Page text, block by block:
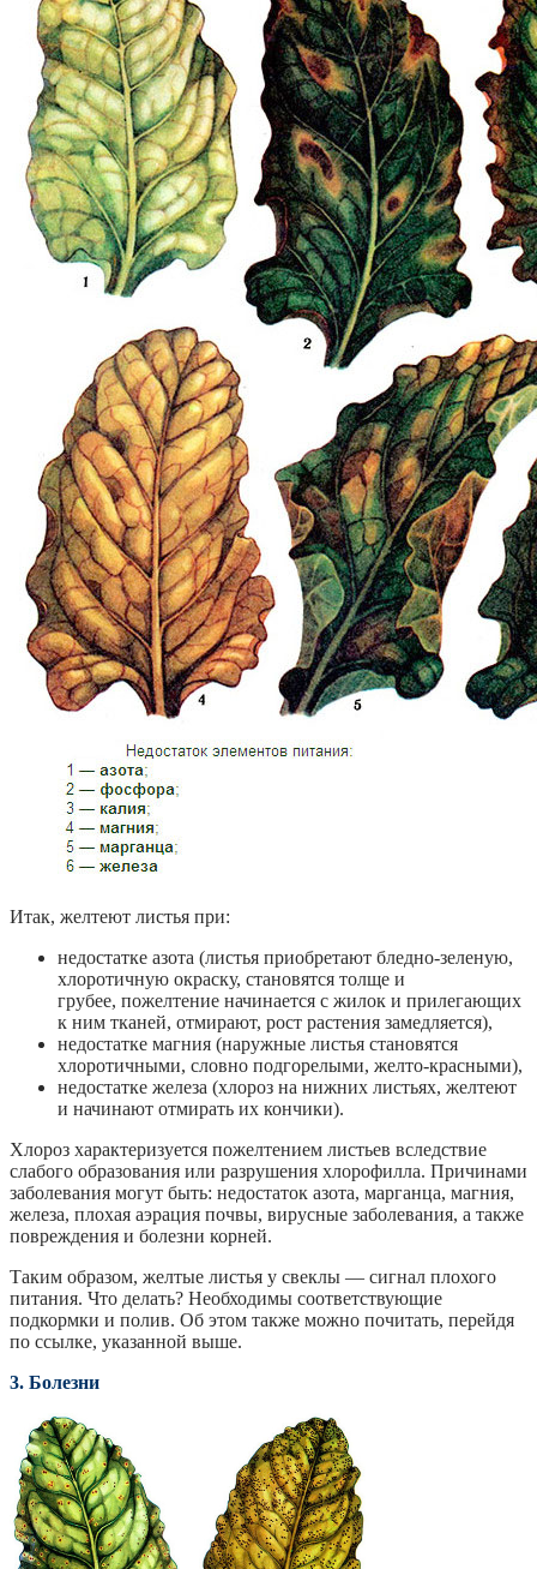
Итак, желтеют листья при:
недостатке азота (листья приобретают бледно-зеленую,
хлоротичную окраску, становятся толще и
грубее, пожелтение начинается с жилок и прилегающих
к ним тканей, отмирают, рост растения замедляется),
недостатке магния (наружные листья становятся
хлоротичными, словно подгорелыми, желто-красными),
недостатке железа (хлороз на нижних листьях, желтеют
и начинают отмирать их кончики).
Хлороз характеризуется пожелтением листьев вследствие
слабого образования или разрушения хлорофилла. Причинами
заболевания могут быть: недостаток азота, марганца, магния,
железа, плохая аэрация почвы, вирусные заболевания, а также
повреждения и болезни корней.
Таким образом, желтые листья у свеклы — сигнал плохого
питания. Что делать? Необходимы соответствующие
подкормки и полив. Об этом также можно почитать, перейдя
по ссылке, указанной выше.
3. Болезни